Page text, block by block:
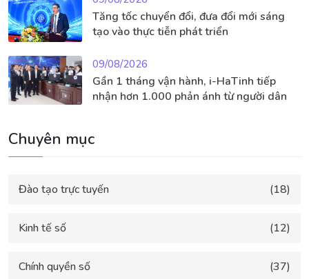
Tăng tốc chuyển đổi, đưa đổi mới sáng
tạo vào thực tiễn phát triển
09/08/2026
Gần 1 tháng vận hành, i-HaTinh tiếp
nhận hơn 1.000 phản ánh từ người dân
Chuyên mục
Đào tạo trực tuyến (18)
Kinh tế số (12)
Chính quyền số (37)